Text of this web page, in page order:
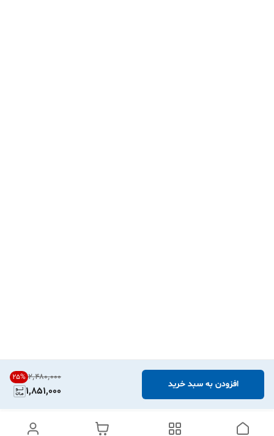
۲٬۴۸۰٬۰۰۰ 25%
1,851,000
افزودن به سبد خرید